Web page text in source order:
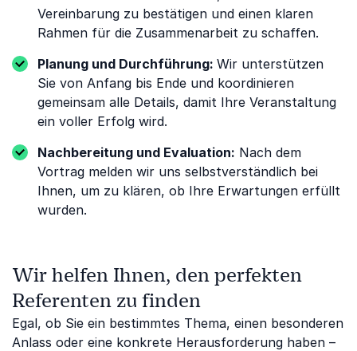
Vereinbarung zu bestätigen und einen klaren
Rahmen für die Zusammenarbeit zu schaffen.
Planung und Durchführung: Wir unterstützen
Sie von Anfang bis Ende und koordinieren
gemeinsam alle Details, damit Ihre Veranstaltung
ein voller Erfolg wird.
Nachbereitung und Evaluation: Nach dem
Vortrag melden wir uns selbstverständlich bei
Ihnen, um zu klären, ob Ihre Erwartungen erfüllt
wurden.
Wir helfen Ihnen, den perfekten
Referenten zu finden
Egal, ob Sie ein bestimmtes Thema, einen besonderen
Anlass oder eine konkrete Herausforderung haben –